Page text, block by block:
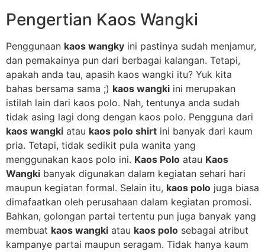
Pengertian Kaos Wangki
Penggunaan kaos wangky ini pastinya sudah menjamur,
dan pemakainya pun dari berbagai kalangan. Tetapi,
apakah anda tau, apasih kaos wangki itu? Yuk kita
bahas bersama sama ;) kaos wangki ini merupakan
istilah lain dari kaos polo. Nah, tentunya anda sudah
tidak asing lagi dong dengan kaos polo. Pengguna dari
kaos wangki atau kaos polo shirt ini banyak dari kaum
pria. Tetapi, tidak sedikit pula wanita yang
menggunakan kaos polo ini. Kaos Polo atau Kaos
Wangki banyak digunakan dalam kegiatan sehari hari
maupun kegiatan formal. Selain itu, kaos polo juga biasa
dimafaatkan oleh perusahaan dalam kegiatan promosi.
Bahkan, golongan partai tertentu pun juga banyak yang
membuat kaos wangki atau kaos polo sebagai atribut
kampanye partai maupun seragam. Tidak hanya kaum